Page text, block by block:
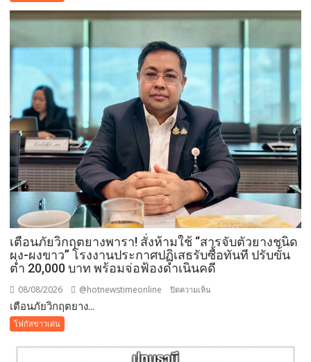
ประดิษฐาน
มหกรรม
สวน
อุดรธานี
2569
เปิด
พื้นที่
ศรัทธา
คู่
ขนาน
พืช
สวน
เตือนภัยวิกฤตยางพารา! สั่งห้ามใช้ “สารจับตัวยางชนิด
ผง-ผงขาว” โรงงานประกาศปฏิเสธรับซื้อทันที ปรับขั้น
ต่ำ 20,000 บาท พร้อมจ่อฟ้องดำเนินคดี
08/08/2026 @hotnewstimeonline ปิดความเห็น
ยางพารา!
เตือนภัยวิกฤตยาง...
โฟกัสข่าวเด่น